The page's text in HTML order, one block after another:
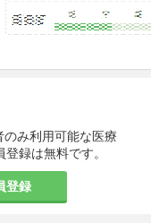
期投与により血清カル
は、本剤の効果によ
。］
5.高齢者への投与」の
み利用可能な医療
録は無料です。
登録